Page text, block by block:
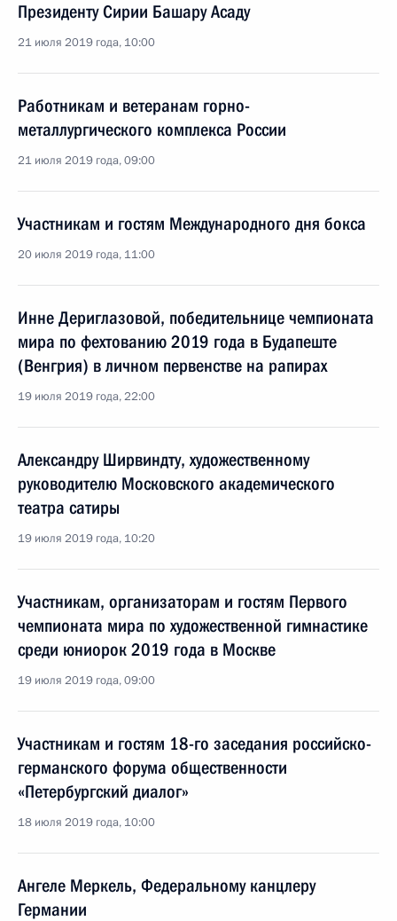
Президенту Сирии Башару Асаду
21 июля 2019 года, 10:00
Работникам и ветеранам горно-
металлургического комплекса России
21 июля 2019 года, 09:00
Участникам и гостям Международного дня бокса
20 июля 2019 года, 11:00
Инне Дериглазовой, победительнице чемпионата
мира по фехтованию 2019 года в Будапеште
(Венгрия) в личном первенстве на рапирах
19 июля 2019 года, 22:00
Александру Ширвиндту, художественному
руководителю Московского академического
театра сатиры
19 июля 2019 года, 10:20
Участникам, организаторам и гостям Первого
чемпионата мира по художественной гимнастике
среди юниорок 2019 года в Москве
19 июля 2019 года, 09:00
Участникам и гостям 18-го заседания российско-
германского форума общественности
«Петербургский диалог»
18 июля 2019 года, 10:00
Ангеле Меркель, Федеральному канцлеру
Германии